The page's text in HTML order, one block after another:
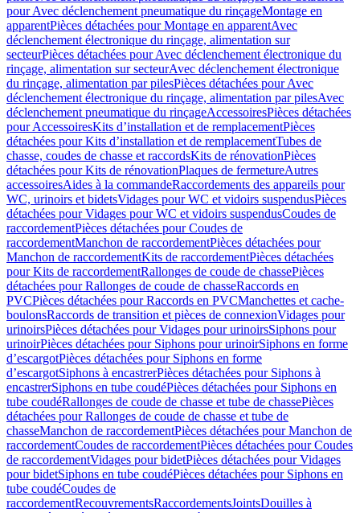
pour Avec déclenchement pneumatique du rinçageMontage en
apparentPièces détachées pour Montage en apparentAvec
déclenchement électronique du rinçage, alimentation sur
secteurPièces détachées pour Avec déclenchement électronique du
rinçage, alimentation sur secteurAvec déclenchement électronique
du rinçage, alimentation par pilesPièces détachées pour Avec
déclenchement électronique du rinçage, alimentation par pilesAvec
déclenchement pneumatique du rinçageAccessoiresPièces détachées
pour AccessoiresKits d’installation et de remplacementPièces
détachées pour Kits d’installation et de remplacementTubes de
chasse, coudes de chasse et raccordsKits de rénovationPièces
détachées pour Kits de rénovationPlaques de fermetureAutres
accessoiresAides à la commandeRaccordements des appareils pour
WC, urinoirs et bidetsVidages pour WC et vidoirs suspendusPièces
détachées pour Vidages pour WC et vidoirs suspendusCoudes de
raccordementPièces détachées pour Coudes de
raccordementManchon de raccordementPièces détachées pour
Manchon de raccordementKits de raccordementPièces détachées
pour Kits de raccordementRallonges de coude de chassePièces
détachées pour Rallonges de coude de chasseRaccords en
PVCPièces détachées pour Raccords en PVCManchettes et cache-
boulonsRaccords de transition et pièces de connexionVidages pour
urinoirsPièces détachées pour Vidages pour urinoirsSiphons pour
urinoirPièces détachées pour Siphons pour urinoirSiphons en forme
d’escargotPièces détachées pour Siphons en forme
d’escargotSiphons à encastrerPièces détachées pour Siphons à
encastrerSiphons en tube coudéPièces détachées pour Siphons en
tube coudéRallonges de coude de chasse et tube de chassePièces
détachées pour Rallonges de coude de chasse et tube de
chasseManchon de raccordementPièces détachées pour Manchon de
raccordementCoudes de raccordementPièces détachées pour Coudes
de raccordementVidages pour bidetPièces détachées pour Vidages
pour bidetSiphons en tube coudéPièces détachées pour Siphons en
tube coudéCoudes de
raccordementRecouvrementsRaccordementsJointsDouilles à